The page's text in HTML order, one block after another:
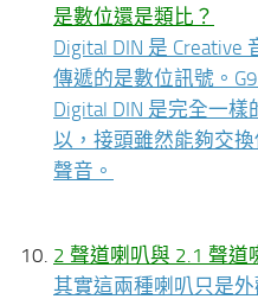
是數位還是類比？
Digital DIN 是 Creative
傳遞的是數位訊號。
Digital DIN 是完全一
以，接頭雖然能夠交
聲音。
2 聲道喇叭與 2.1 聲道
其實這兩種喇叭只是